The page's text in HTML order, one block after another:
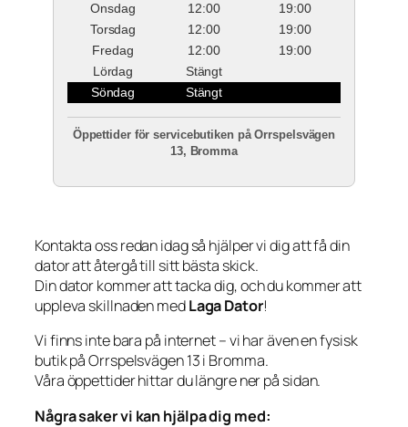
Onsdag
12:00
19:00
Torsdag
12:00
19:00
Fredag
12:00
19:00
Lördag
Stängt
Söndag
Stängt
Öppettider för servicebutiken på Orrspelsvägen
13, Bromma
Kontakta oss redan idag så hjälper vi dig att få din
dator att återgå till sitt bästa skick.
Din dator kommer att tacka dig, och du kommer att
uppleva skillnaden medLaga Dator!
Vi finns inte bara på internet – vi har även en fysisk
butik på Orrspelsvägen 13 i Bromma.
Våra öppettider hittar du längre ner på sidan.
Några saker vi kan hjälpa dig med: